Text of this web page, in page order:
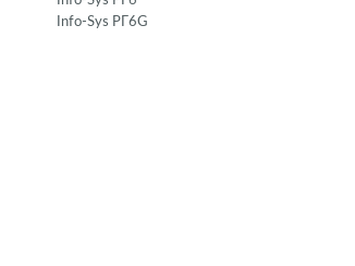
Info-Sys РГ6G